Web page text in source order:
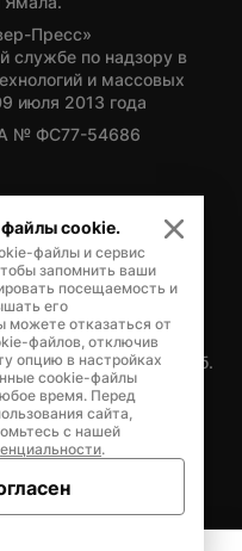
Пресс»
службе по надзору в
и массовых
июля 2013 года
№ ФС77-54686
политики Ямало-
Кнунянца, д.1, каб.
cookie.
файлы и сервис
запомнить ваши
посещаемость и
его
можете отказаться от
файлов, отключив
опцию в настройках
cookie-файлы
время. Перед
сайта,
с нашей
.